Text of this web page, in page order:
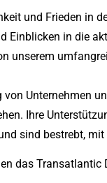
und Frieden in
Einblicken in die
unserem
Unternehmen
Ihre
sind bestrebt,
das